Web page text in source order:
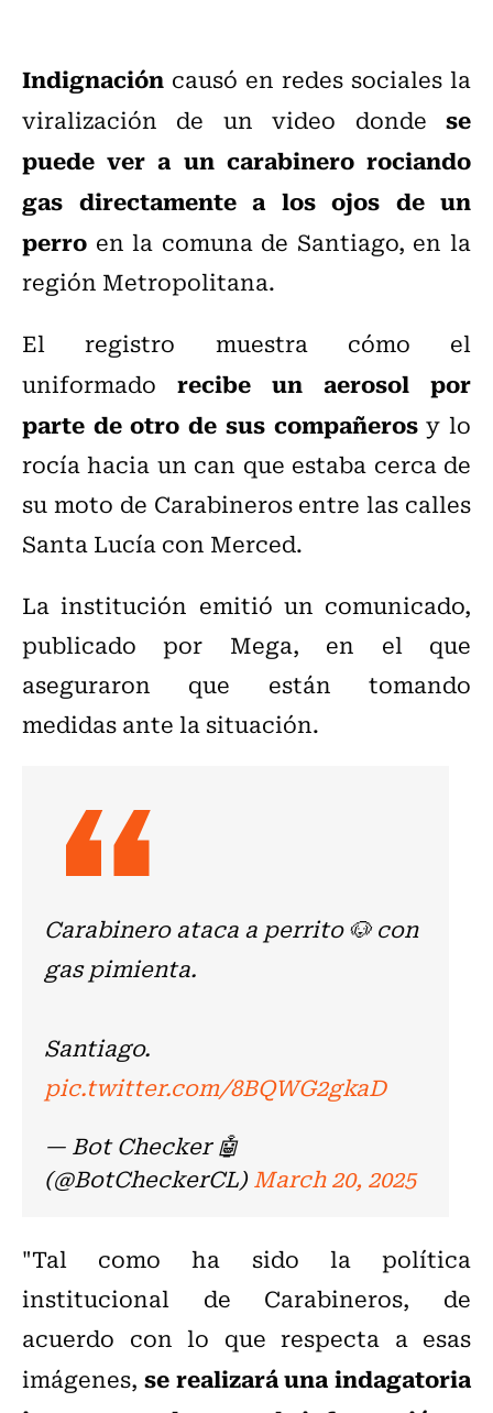
Indignación causó en redes sociales la
viralización de un video donde se
puede ver a un carabinero rociando
gas directamente a los ojos de un
perro en la comuna de Santiago, en la
región Metropolitana.
El registro muestra cómo el
uniformado recibe un aerosol por
parte de otro de sus compañerosy lo
rocía hacia un can que estaba cerca de
su moto de Carabineros entre las calles
Santa Lucía con Merced.
La institución emitió un comunicado,
publicado por Mega, en el que
aseguraron que están tomando
medidas ante la situación.
Carabinero ataca a perrito 🐶 con
gas pimienta.
Santiago.
pic.twitter.com/8BQWG2gkaD
— Bot Checker 🤖
(@BotCheckerCL)March 20, 2025
"Tal como ha sido la política
institucional de Carabineros, de
acuerdo con lo que respecta a esas
imágenes, se realizará una indagatoria